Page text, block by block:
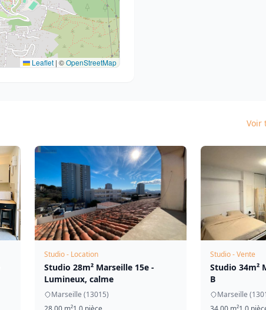
Leaflet | ©OpenStreetMap
Voir
Studio - Location
Studio 28m² Marseille 15e -
Lumineux, calme
Marseille (13015)
Studio - Vente
Studio 34m²
B
Marseille